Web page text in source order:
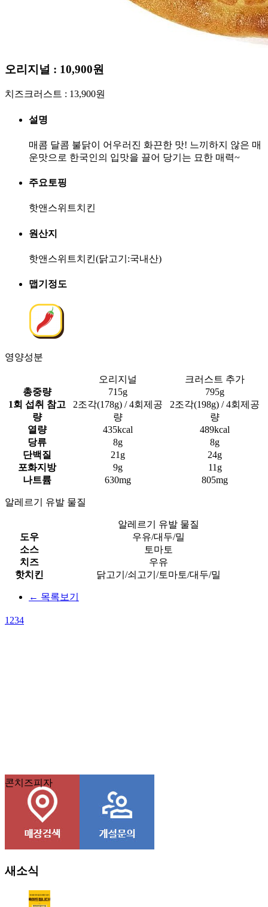
오리지널 : 10,900원
치즈크러스트 : 13,900원
설명
매콤 달콤 불닭이 어우러진 화끈한 맛! 느끼하지 않은 매
운맛으로 한국인의 입맛을 끌어 당기는 묘한 매력~
주요토핑
핫앤스위트치킨
원산지
핫앤스위트치킨(닭고기:국내산)
맵기정도
영양성분
오리지널
크러스트 추가
총중량
715g
795g
1회 섭취 참고
량
2조각(178g) / 4회제공
량
2조각(198g) / 4회제공
량
열량
435kcal
489kcal
당류
8g
8g
단백질
21g
24g
포화지방
9g
11g
나트륨
630mg 805mg
알레르기 유발 물질
알레르기 유발 물질
도우
우유/대두/밀
소스
토마토
치즈
우유
핫치킨
닭고기/쇠고기/토마토/대두/밀
← 목록보기
1 234
콘치즈피자
새소식